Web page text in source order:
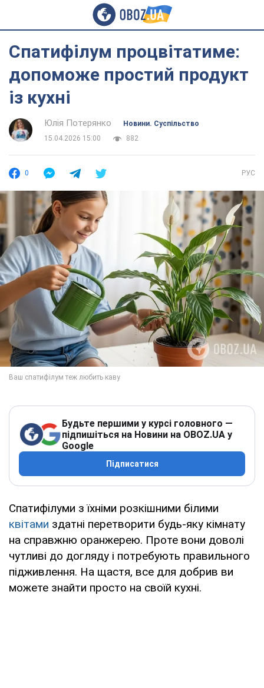
Спатифілум процвітатиме:
допоможе простий продукт
із кухні
Юлія Потерянко
Новини. Суспільство
15.04.2026 15:00
882
0 РУС
Будьте першими у курсі головного —
підпишіться на Новини на OBOZ.UA у
Google
Підписатися
Спатифілуми з їхніми розкішними білими
квітами здатні перетворити будь-яку кімнату
на справжню оранжерею. Проте вони доволі
чутливі до догляду і потребують правильного
підживлення. На щастя, все для добрив ви
можете знайти просто на своїй кухні.